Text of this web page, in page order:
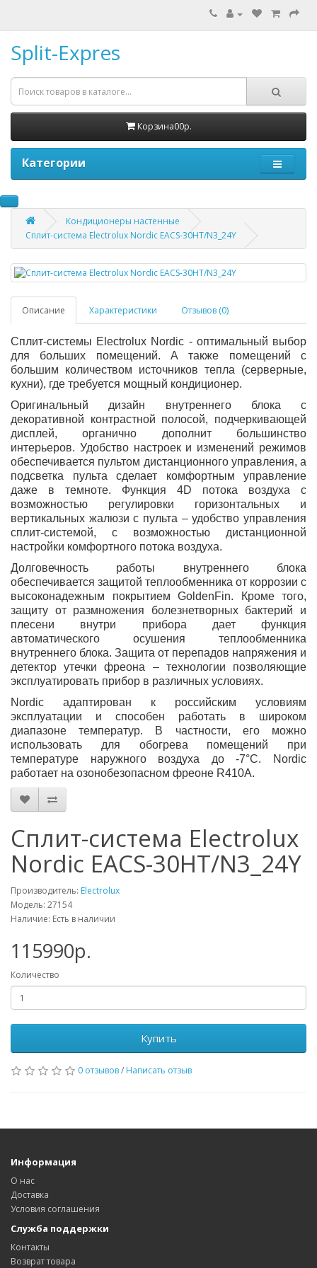
Split-Expres
Корзина00р.
Категории
Кондиционеры настенные
Сплит-система Electrolux Nordic EACS-30HT/N3_24Y
Описание Характеристики Отзывов (0)
Сплит-системы Electrolux Nordic - оптимальный выбор
для больших помещений. А также помещений с
большим количеством источников тепла (серверные,
кухни), где требуется мощный кондиционер.
Оригинальный дизайн внутреннего блока с
декоративной контрастной полосой, подчеркивающей
дисплей, органично дополнит большинство
интерьеров. Удобство настроек и изменений режимов
обеспечивается пультом дистанционного управления, а
подсветка пульта сделает комфортным управление
даже в темноте. Функция 4D потока воздуха с
возможностью регулировки горизонтальных и
вертикальных жалюзи с пульта – удобство управления
сплит-системой, с возможностью дистанционной
настройки комфортного потока воздуха.
Долговечность работы внутреннего блока
обеспечивается защитой теплообменника от коррозии с
высоконадежным покрытием GoldenFin. Кроме того,
защиту от размножения болезнетворных бактерий и
плесени внутри прибора дает функция
автоматического осушения теплообменника
внутреннего блока. Защита от перепадов напряжения и
детектор утечки фреона – технологии позволяющие
эксплуатировать прибор в различных условиях.
Nordic адаптирован к российским условиям
эксплуатации и способен работать в широком
диапазоне температур. В частности, его можно
использовать для обогрева помещений при
температуре наружного воздуха до -7°С. Nordic
работает на озонобезопасном фреоне R410A.
Сплит-система Electrolux
Nordic EACS-30HT/N3_24Y
Производитель: Electrolux
Модель: 27154
Наличие: Есть в наличии
115990р.
Количество
Купить
0 отзывов/ Написать отзыв
Информация
О нас
Доставка
Условия соглашения
Служба поддержки
Контакты
Возврат товара